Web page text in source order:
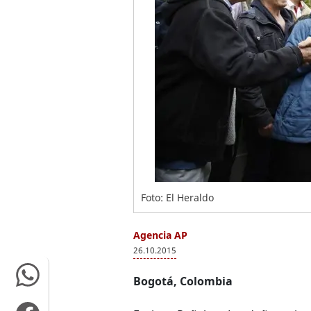
Foto: El Heraldo
Agencia AP
26.10.2015
Bogotá, Colombia